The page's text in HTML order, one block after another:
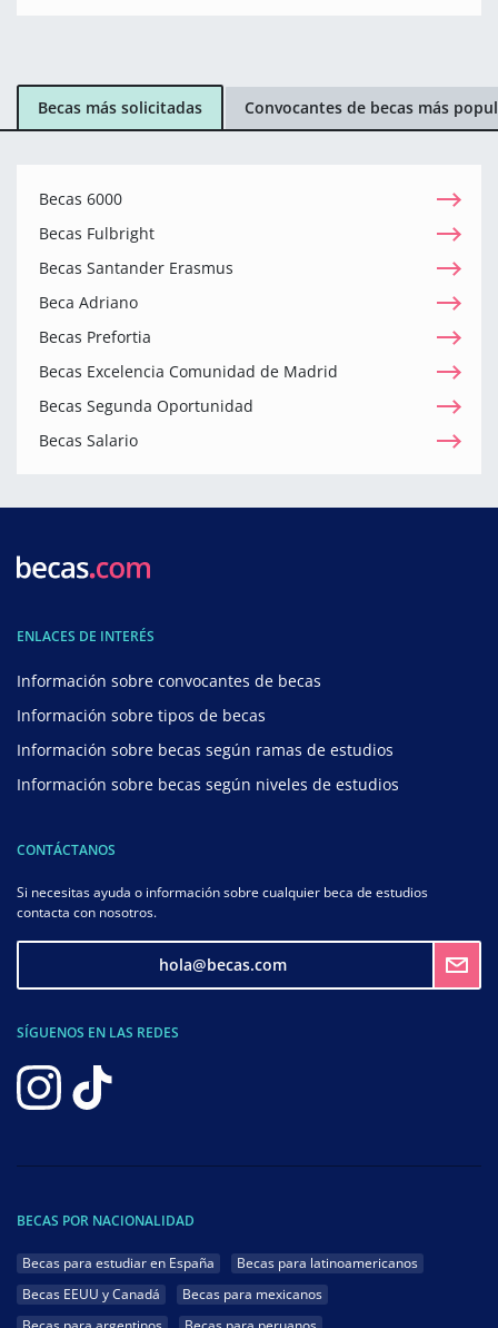
Becas más solicitadas Convocantes de becas más
Becas 6000
Becas Fulbright
Becas Santander Erasmus
Beca Adriano
Becas Prefortia
Becas Excelencia Comunidad de Madrid
Becas Segunda Oportunidad
Becas Salario
ENLACES DE INTERÉS
Información sobre convocantes de becas
Información sobre tipos de becas
Información sobre becas según ramas de estudios
Información sobre becas según niveles de estudios
CONTÁCTANOS
Si necesitas ayuda o información sobre cualquier beca de estudios
contacta con nosotros.
hola@becas.com
SÍGUENOS EN LAS REDES
BECAS POR NACIONALIDAD
Becas para estudiar en España
Becas para latinoamericanos
Becas EEUU y Canadá
Becas para mexicanos